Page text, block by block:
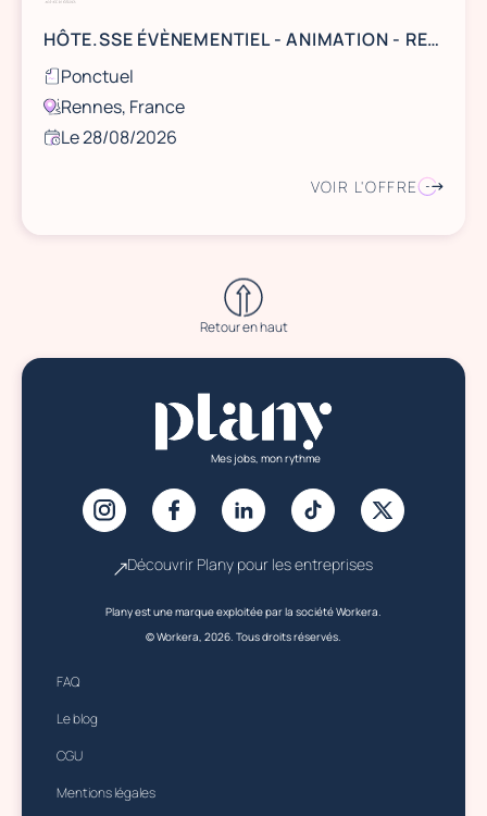
HÔTE.SSE ÉVÈNEMENTIEL - ANIMATION - RENNES
Ponctuel
Rennes, France
Le 28/08/2026
VOIR L'OFFRE
Retour en haut
Mes jobs, mon rythme
Découvrir Plany pour les entreprises
Plany est une marque exploitée par la société Workera.
© Workera, 2026. Tous droits réservés.
FAQ
Le blog
CGU
Mentions légales